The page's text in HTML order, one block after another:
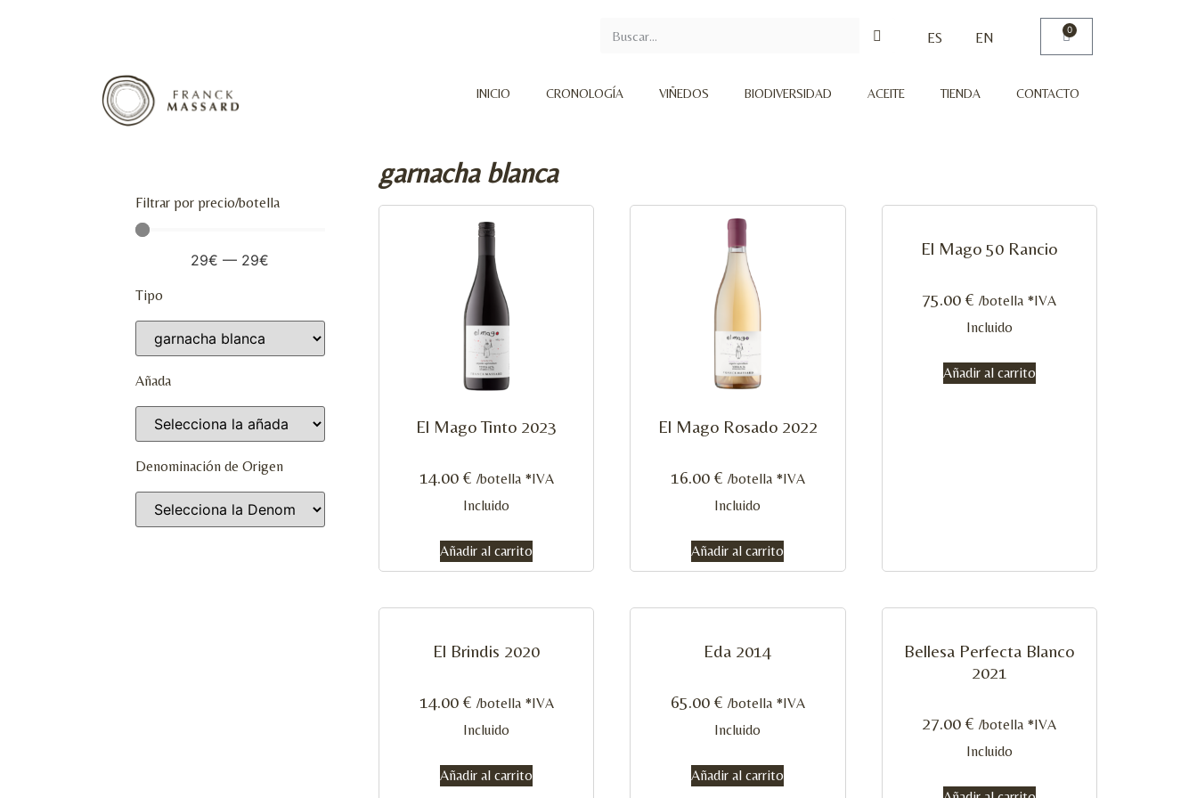
ES EN 0
INICIO CRONOLOGÍA VIÑEDOS BIODIVERSIDAD ACEITE TIENDA CONTACTO
Filtrar por precio/botella
29€ — 29€
Tipo
Añada
Denominación de Origen
garnacha blanca
El Mago Tinto 2023
14.00 € /botella *IVA
Incluido
Añadir al carrito
El Mago Rosado 2022
16.00 € /botella *IVA
Incluido
Añadir al carrito
El Mago 50 Rancio
75.00€ /botella *IVA
Incluido
Añadir al carrito
El Brindis 2020
14.00 € /botella *IVA
Incluido
Añadir al carrito
Eda 2014
65.00 € /botella *IVA
Incluido
Añadir al carrito
Bellesa Perfecta Blanco
2021
27.00€ /botella *IVA
Incluido